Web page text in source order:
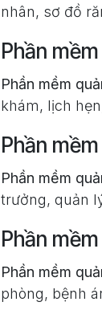
nhân, sơ đồ
Phần
Phần mềm
khám, lịch
Phần
Phần mềm
trưởng, quản
Phần
Phần mềm
phòng, bệnh